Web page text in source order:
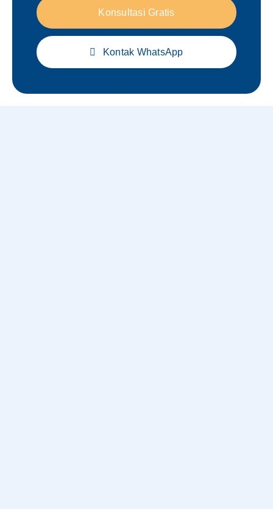
Konsultasi Gratis
Kontak WhatsApp